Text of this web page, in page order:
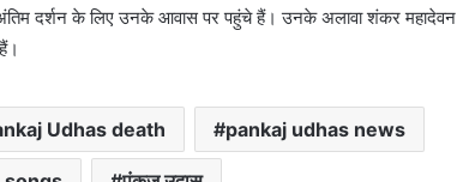
दर्शन के लिए उनके आवास पर पहुंचे हैं। उनके अलावा शंकर महादेवन
Udhas death pankaj udhas news